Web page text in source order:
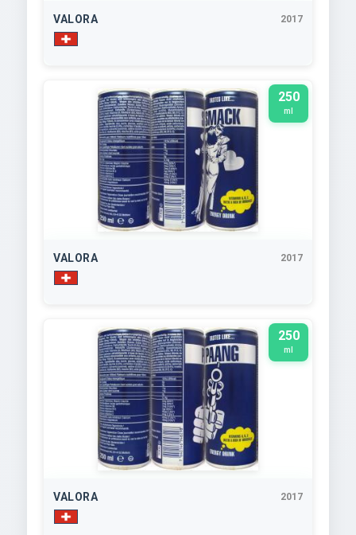
VALORA 2017
250
ml
VALORA 2017
250
ml
VALORA 2017